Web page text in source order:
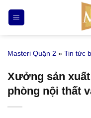
qua
nội
Masteri Quận 2 » Tin tức
Xưởng sản
phòng nội thất